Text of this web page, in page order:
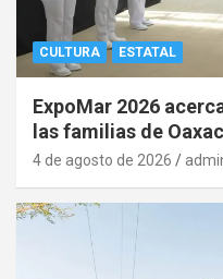
CULTURA ESTATAL
ExpoMar 2026
las familias de
4 de agosto de 2026